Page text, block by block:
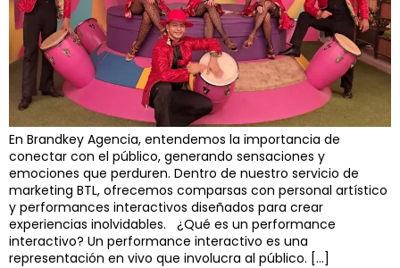
En Brandkey Agencia, entendemos la importancia de
conectar con el público, generando sensaciones y
emociones que perduren. Dentro de nuestro servicio de
marketing BTL, ofrecemos comparsas con personal artístico
y performances interactivos diseñados para crear
experiencias inolvidables. ¿Qué es un performance
interactivo? Un performance interactivo es una
representación en vivo que involucra al público. […]